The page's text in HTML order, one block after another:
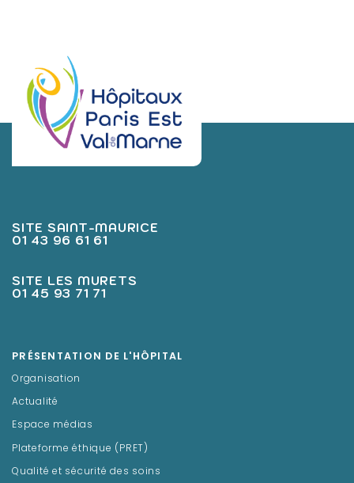
SITE SAINT-MAURICE
01 43 96 61 61
SITE LES MURETS
01 45 93 71 71
PRÉSENTATION DE L'HÔPITAL
Organisation
Actualité
Espace médias
Plateforme éthique (PRET)
Qualité et sécurité des soins